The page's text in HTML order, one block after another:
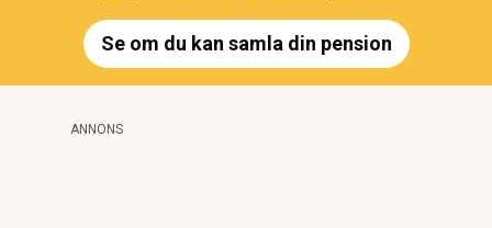
Se om du kan samla din pension
ANNONS